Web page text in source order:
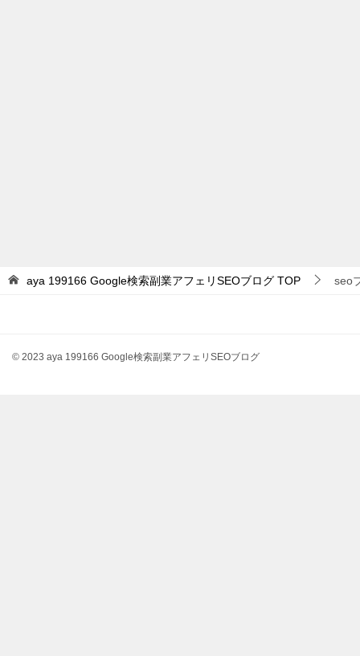
aya 199166 Google検索副業アフェリSEOブログ TOP seo
© 2023 aya 199166 Google検索副業アフェリSEOブログ